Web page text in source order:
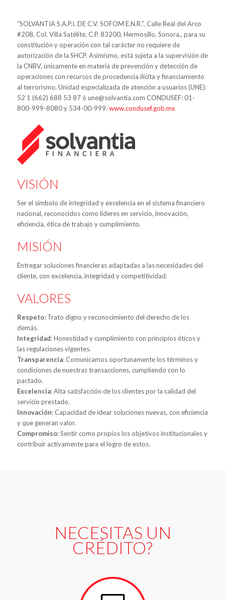
“SOLVANTIA S.A.P.I. DE C.V. SOFOM E.N.R.”, Calle Real del Arco
#208, Col. Villa Satélite, C.P. 83200, Hermosillo, Sonora., para su
constitución y operación con tal carácter no requiere de
autorización de la SHCP. Asimismo, está sujeta a la supervisión de
la CNBV, únicamente en materia de prevención y detección de
operaciones con recursos de procedencia ilícita y financiamiento
al terrorismo. Unidad especializada de atención a usuarios (UNE):
52 1 (662) 688 53 87 ó une@solvantia.com CONDUSEF: 01-
800-999-8080 y 534-00-999. www.condusef.gob.mx
VISIÓN
Ser el símbolo de integridad y excelencia en el sistema financiero
nacional, reconocidos como líderes en servicio, innovación,
eficiencia, ética de trabajo y cumplimiento.
MISIÓN
Entregar soluciones financieras adaptadas a las necesidades del
cliente, con excelencia, integridad y competitividad.
VALORES
Respeto: Trato digno y reconocimiento del derecho de los
demás.
Integridad: Honestidad y cumplimiento con principios éticos y
las regulaciones vigentes.
Transparencia: Comunicamos oportunamente los términos y
condiciones de nuestras transacciones, cumpliendo con lo
pactado.
Excelencia: Alta satisfacción de los clientes por la calidad del
servicio prestado.
Innovación: Capacidad de idear soluciones nuevas, con eficiencia
y que generan valor.
Compromiso: Sentir como propios los objetivos institucionales y
contribuir activamente para el logro de estos.
NECESITAS UN
CRÉDITO?